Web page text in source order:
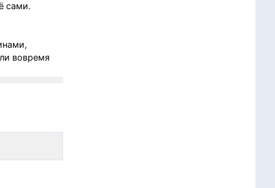
сами.
вовремя